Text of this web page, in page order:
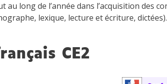
long de l’année dans l’acquisition des
lexique, lecture et écriture, dictées).
CE2